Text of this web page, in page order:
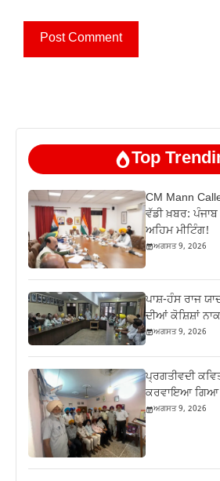
Top
CM Mann
ਵੱਡੀ ਖ਼ਬਰ:
ਅਹਿਮ ਮੀਟਿੰਗ!
ਅਗਸਤ 9, 2026
ਪਾਸ਼-ਹੰਸ ਰਾਜ
ਦੀਆਂ ਕੋਸ਼ਿਸ਼ਾਂ
ਅਗਸਤ 9, 2026
ਪ੍ਰਗਤੀਵਦੀ
ਕਰਵਾਇਆ ਗਿਆ
ਅਗਸਤ 9, 2026